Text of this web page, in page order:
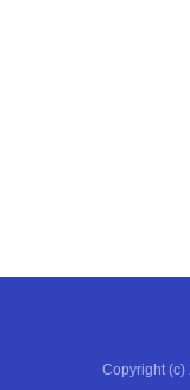
Copyright (c)